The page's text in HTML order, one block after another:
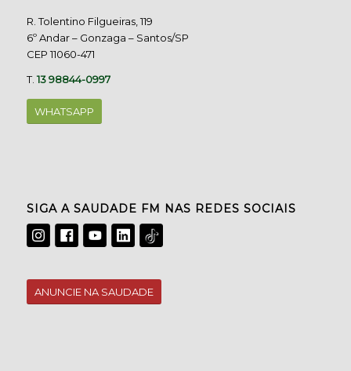
R. Tolentino Filgueiras, 119
6º Andar – Gonzaga – Santos/SP
CEP 11060-471
T.13 98844-0997
WHATSAPP
SIGA A SAUDADE FM NAS REDES SOCIAIS
ANUNCIE NA SAUDADE